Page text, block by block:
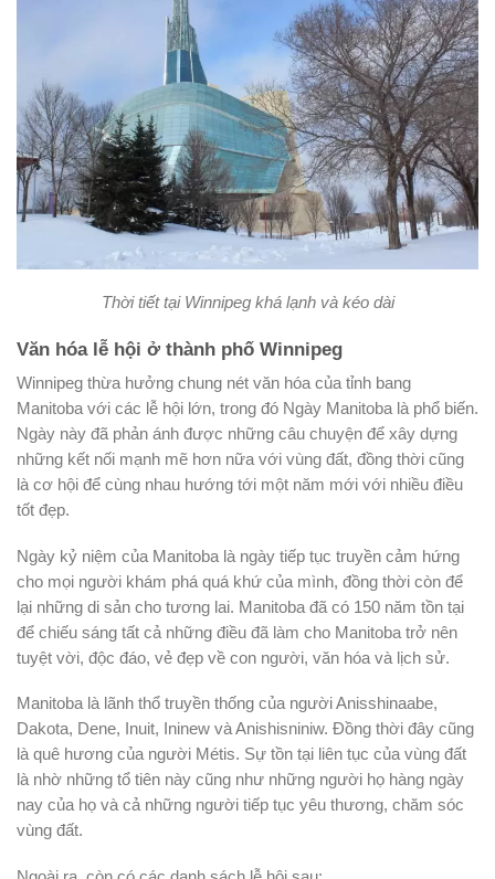
Thời tiết tại Winnipeg khá lạnh và kéo dài
Văn hóa lễ hội ở thành phố Winnipeg
Winnipeg thừa hưởng chung nét văn hóa của tỉnh bang
Manitoba với các lễ hội lớn, trong đó Ngày Manitoba là phổ biến.
Ngày này đã phản ánh được những câu chuyện để xây dựng
những kết nối mạnh mẽ hơn nữa với vùng đất, đồng thời cũng
là cơ hội để cùng nhau hướng tới một năm mới với nhiều điều
tốt đẹp.
Ngày kỷ niệm của Manitoba là ngày tiếp tục truyền cảm hứng
cho mọi người khám phá quá khứ của mình, đồng thời còn để
lại những di sản cho tương lai. Manitoba đã có 150 năm tồn tại
để chiếu sáng tất cả những điều đã làm cho Manitoba trở nên
tuyệt vời, độc đáo, vẻ đẹp về con người, văn hóa và lịch sử.
Manitoba là lãnh thổ truyền thống của người Anisshinaabe,
Dakota, Dene, Inuit, Ininew và Anishisniniw. Đồng thời đây cũng
là quê hương của người Métis. Sự tồn tại liên tục của vùng đất
là nhờ những tổ tiên này cũng như những người họ hàng ngày
nay của họ và cả những người tiếp tục yêu thương, chăm sóc
vùng đất.